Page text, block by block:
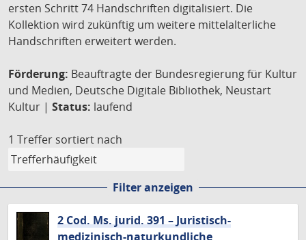
ersten Schritt 74 Handschriften digitalisiert. Die
Kollektion wird zukünftig um weitere mittelalterliche
Handschriften erweitert werden.
Förderung: Beauftragte der Bundesregierung für Kultur
und Medien, Deutsche Digitale Bibliothek, Neustart
Kultur | Status: laufend
1 Treffer sortiert nach
Filter anzeigen
2 Cod. Ms. jurid. 391 – Juristisch-
medizinisch-naturkundliche